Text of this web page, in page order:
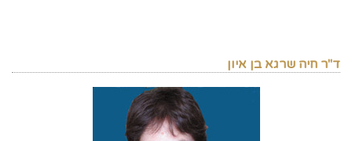
ד"ר חיה שרגא בן איון